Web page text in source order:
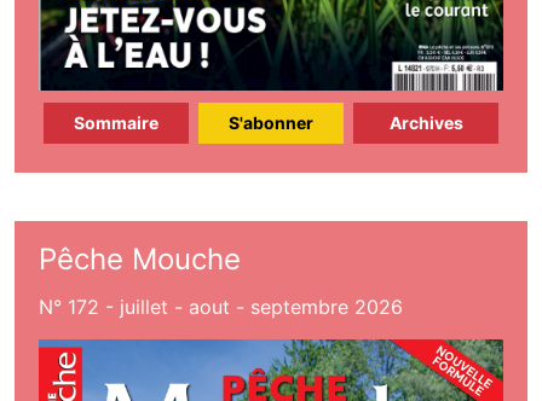
Sommaire S'abonner Archives
Pêche Mouche
N° 172 - juillet - aout - septembre 2026